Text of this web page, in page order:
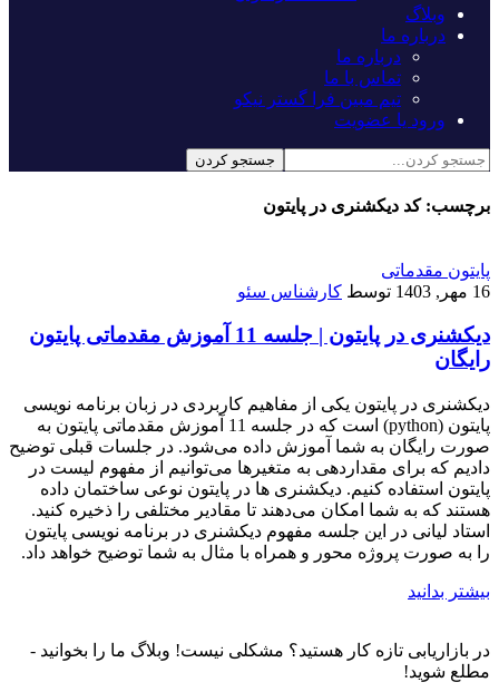
وبلاگ
درباره ما
درباره ما
تماس با ما
تیم مبین فرا گستر نیکو
ورود یا عضویت
برچسب:کد دیکشنری در پایتون
پایتون مقدماتی
16 مهر, 1403
توسط کارشناس سئو
دیکشنری در پایتون | جلسه 11 آموزش مقدماتی پایتون
رایگان
دیکشنری در پایتون یکی از مفاهیم کاربردی در زبان برنامه نویسی
پایتون (python) است که در جلسه 11 آموزش مقدماتی پایتون به
صورت رایگان به شما آموزش داده می‌شود. در جلسات قبلی توضیح
دادیم که برای مقداردهی به متغیرها می‌توانیم از مفهوم لیست در
پایتون استفاده کنیم. دیکشنری ها در پایتون نوعی ساختمان داده
هستند که به شما امکان می‌دهند تا مقادیر مختلفی را ذخیره کنید.
استاد لیانی در این جلسه مفهوم دیکشنری در برنامه نویسی پایتون
را به صورت پروژه محور و همراه با مثال به شما توضیح خواهد داد.
بیشتر بدانید
در بازاریابی تازه کار هستید؟ مشکلی نیست! وبلاگ ما را بخوانید -
مطلع شوید!